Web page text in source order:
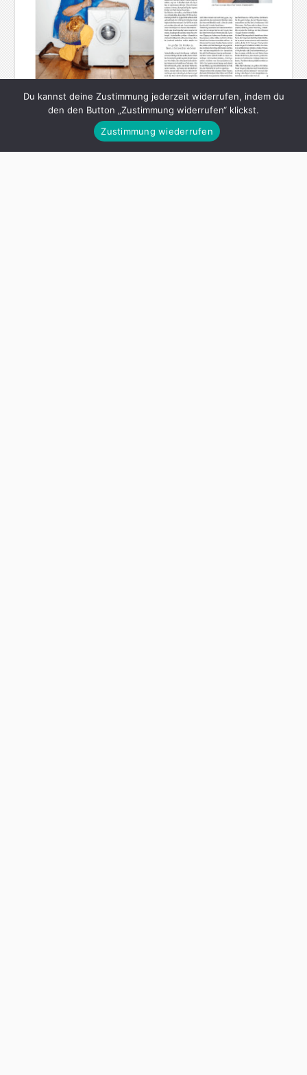
Statt auf Empfehlungen von Freunden verlassen wir uns
immer häufiger auf Produktbewertungen und
Rezensionen im Internet. Doch ein Großteil der
Du kannst deine Zustimmung jederzeit widerrufen, indem du
den den Button „Zustimmung widerrufen“ klickst.
Zustimmung wiederrufen